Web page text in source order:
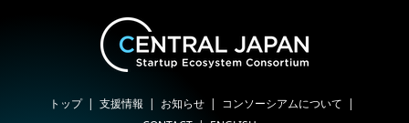
トップ 支援情報 お知らせ
コンソーシアムについて